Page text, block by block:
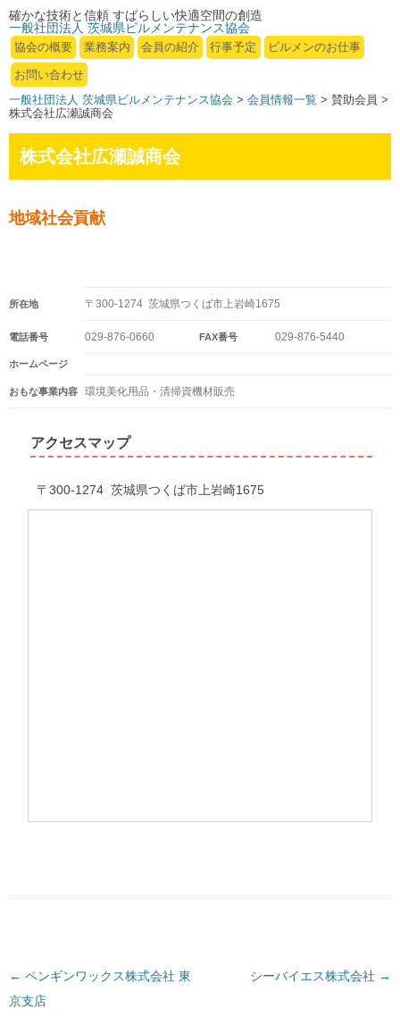
確かな技術と信頼 すばらしい快適空間の創造
一般社団法人 茨城県ビルメンテナンス協会
協会の概要 業務案内 会員の紹介 行事予定 ビルメンのお仕事
お問い合わせ
一般社団法人 茨城県ビルメンテナンス協会 > 会員情報一覧 > 賛助会員 >
株式会社広瀬誠商会
株式会社広瀬誠商会
地域社会貢献
所在地 〒300-1274 茨城県つくば市上岩崎1675
電話番号 029-876-0660 FAX番号 029-876-5440
ホームページ
おもな事業内容 環境美化用品・清掃資機材販売
アクセスマップ
〒300-1274 茨城県つくば市上岩崎1675
投
稿
← ペンギンワックス株式会社 東
京支店
シーバイエス株式会社 →